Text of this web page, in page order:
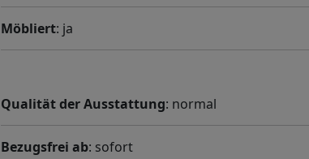
Möbliert: ja
Qualität der Ausstattung: normal
Bezugsfrei ab: sofort